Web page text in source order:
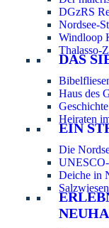
DGzRS
Nordsee-
Windloop
Thalasso-
DAS
Haus des
Heiraten
EIN
Die
UNESCO-
Deiche in